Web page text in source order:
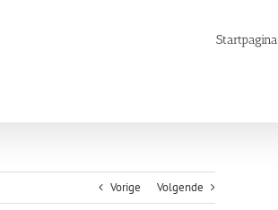
Startpagina
Vorige Volgende